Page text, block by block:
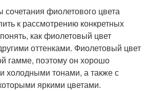
фиолетового цвета
к рассмотрению конкретных
как фиолетовый цвет
оттенками. Фиолетовый цвет
гамме, поэтому он хорошо
холодными тонами, а также с
яркими цветами.